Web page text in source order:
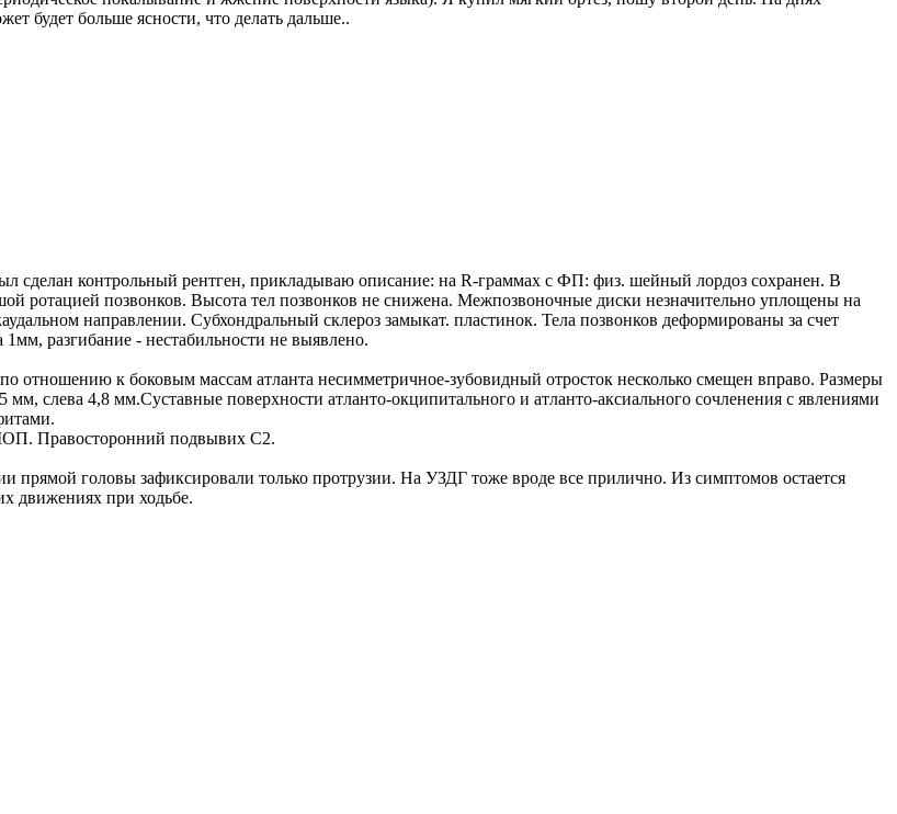
будет больше ясности, что делать дальше..
сделан контрольный рентген, прикладываю описание: на R-граммах с ФП: физ. шейный лордоз сохранен. В
ротацией позвонков. Высота тел позвонков не снижена. Межпозвоночные диски незначительно уплощены на
направлении. Субхондральный склероз замыкат. пластинок. Тела позвонков деформированы за счет
разгибание - нестабильности не выявлено.
отношению к боковым массам атланта несимметричное-зубовидный отросток несколько смещен вправо. Размеры
слева 4,8 мм.Суставные поверхности атланто-окципитального и атланто-аксиального сочленения с явлениями
Правосторонний подвывих С2.
головы зафиксировали только протрузии. На УЗДГ тоже вроде все прилично. Из симптомов остается
движениях при ходьбе.